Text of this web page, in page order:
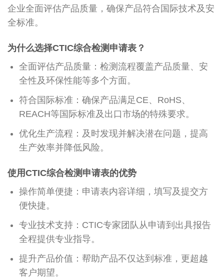
企业全面评估产品质量，确保产品符合国际技术及安
全标准。
为什么选择CTIC综合检测申请表？
全面评估产品质量：检测流程覆盖产品质量、安
全性及环保性能等多个方面。
符合国际标准：确保产品满足CE、RoHS、
REACH等国际标准及出口市场的特殊要求。
优化生产流程：及时发现并解决潜在问题，提高
生产效率并降低风险。
使用CTIC综合检测申请表的优势
操作简单便捷：申请表内容详细，填写及提交方
便快捷。
专业技术支持：CTIC专家团队从申请到出具报告
全程提供专业指导。
提升产品价值：帮助产品不仅达到标准，更超越
客户期望。